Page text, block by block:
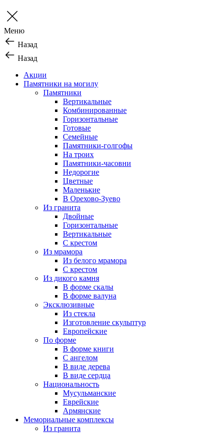
Меню
Назад
Назад
Акции
Памятники на могилу
Памятники
Вертикальные
Комбинированные
Горизонтальные
Готовые
Семейные
Памятники-голгофы
На троих
Памятники-часовни
Недорогие
Цветные
Маленькие
В Орехово-Зуево
Из гранита
Двойные
Горизонтальные
Вертикальные
С крестом
Из мрамора
Из белого мрамора
С крестом
Из дикого камня
В форме скалы
В форме валуна
Эксклюзивные
Из стекла
Изготовление скульптур
Европейские
По форме
В форме книги
С ангелом
В виде дерева
В виде сердца
Национальность
Мусульманские
Еврейские
Армянские
Мемориальные комплексы
Из гранита